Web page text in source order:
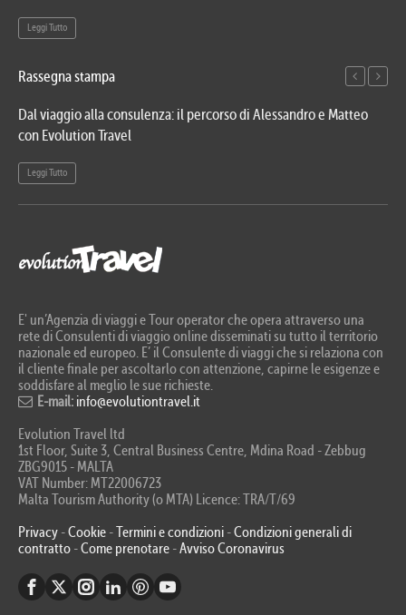
Leggi Tutto
Rassegna stampa
Dal viaggio alla consulenza: il percorso di Alessandro e Matteo
con Evolution Travel
Leggi Tutto
E' un’Agenzia di viaggi e Tour operator che opera attraverso una
rete di Consulenti di viaggio online disseminati su tutto il territorio
nazionale ed europeo. E’ il Consulente di viaggi che si relaziona con
il cliente finale per ascoltarlo con attenzione, capirne le esigenze e
soddisfare al meglio le sue richieste.
E-mail: info@evolutiontravel.it
Evolution Travel ltd
1st Floor, Suite 3, Central Business Centre, Mdina Road - Zebbug
ZBG9015 - MALTA
VAT Number: MT22006723
Malta Tourism Authority (o MTA) Licence: TRA/T/69
Privacy -Cookie -Termini e condizioni -Condizioni generali di
contratto -Come prenotare -Avviso Coronavirus